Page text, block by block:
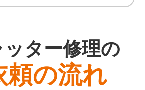
ター修理の
頼の流れ